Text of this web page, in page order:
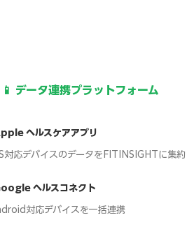
📱 データ連携プラットフォーム
ヘルスケアアプリ
対応デバイスのデータをFITINSIGHTに集約
ヘルスコネクト
対応デバイスを一括連携